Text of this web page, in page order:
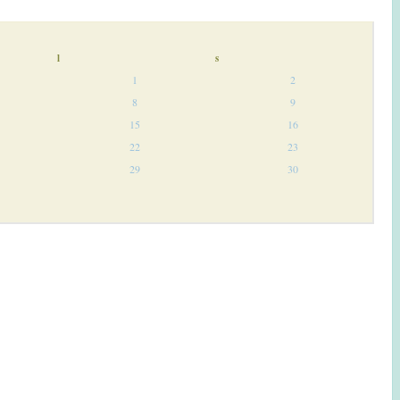
l s
1
2
8
9
15
16
22
23
29
30